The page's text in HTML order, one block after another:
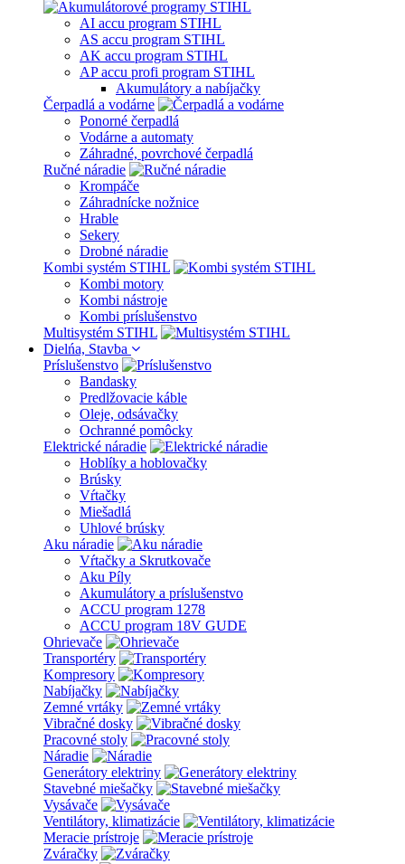
AI accu program STIHL
AS accu program STIHL
AK accu program STIHL
AP accu profi program STIHL
Akumulátory a nabíjačky
Čerpadlá a vodárne
Ponorné čerpadlá
Vodárne a automaty
Záhradné, povrchové čerpadlá
Ručné náradie
Krompáče
Záhradnícke nožnice
Hrable
Sekery
Drobné náradie
Kombi systém STIHL
Kombi motory
Kombi nástroje
Kombi príslušenstvo
Multisystém STIHL
Dielńa, Stavba
Príslušenstvo
Bandasky
Predlžovacie káble
Oleje, odsávačky
Ochranné pomôcky
Elektrické náradie
Hoblíky a hoblovačky
Brúsky
Vŕtačky
Miešadlá
Uhlové brúsky
Aku náradie
Vŕtačky a Skrutkovače
Aku Píly
Akumulátory a príslušenstvo
ACCU program 1278
ACCU program 18V GUDE
Ohrievače
Transportéry
Kompresory
Nabíjačky
Zemné vrtáky
Vibračné dosky
Pracovné stoly
Náradie
Generátory elektriny
Stavebné miešačky
Vysávače
Ventilátory, klimatizácie
Meracie prístroje
Zváračky